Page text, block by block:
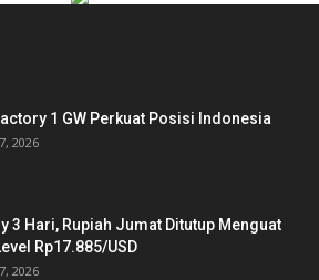
1 GW Perkuat Posisi Indonesia
2026
3 Hari, Rupiah Jumat Ditutup Menguat
Rp17.885/USD
2026